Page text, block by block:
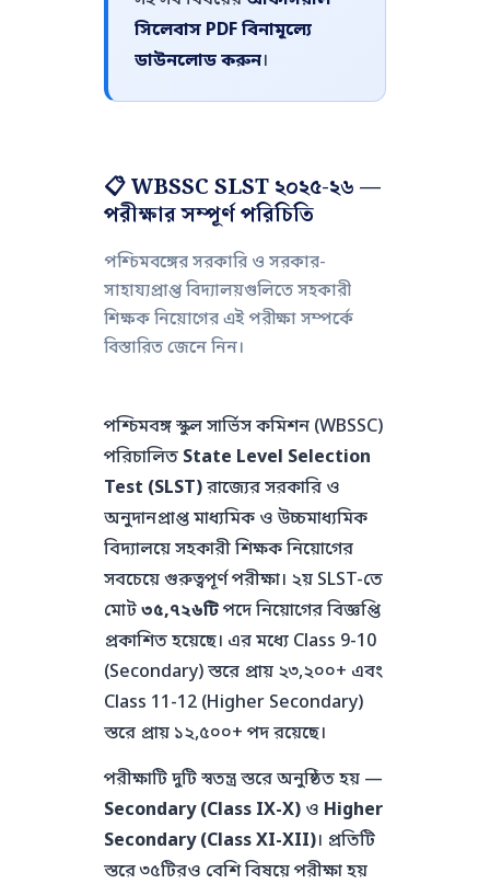
সিলেবাস PDF বিনামূল্যে
ডাউনলোড করুন।
📋 WBSSC SLST ২০২৫-২৬ —
পরীক্ষার সম্পূর্ণ পরিচিতি
পশ্চিমবঙ্গের সরকারি ও সরকার-
সাহায্যপ্রাপ্ত বিদ্যালয়গুলিতে সহকারী
শিক্ষক নিয়োগের এই পরীক্ষা সম্পর্কে
বিস্তারিত জেনে নিন।
পশ্চিমবঙ্গ স্কুল সার্ভিস কমিশন (WBSSC)
পরিচালিত State Level Selection
Test (SLST)রাজ্যের সরকারি ও
অনুদানপ্রাপ্ত মাধ্যমিক ও উচ্চমাধ্যমিক
বিদ্যালয়ে সহকারী শিক্ষক নিয়োগের
সবচেয়ে গুরুত্বপূর্ণ পরীক্ষা। ২য় SLST-তে
মোট৩৫,৭২৬টিপদে নিয়োগের বিজ্ঞপ্তি
প্রকাশিত হয়েছে। এর মধ্যে Class 9-10
(Secondary) স্তরে প্রায় ২৩,২০০+ এবং
Class 11-12 (Higher Secondary)
স্তরে প্রায় ১২,৫০০+ পদ রয়েছে।
পরীক্ষাটি দুটি স্বতন্ত্র স্তরে অনুষ্ঠিত হয় —
Secondary (Class IX-X)ও Higher
Secondary (Class XI-XII)। প্রতিটি
স্তরে ৩৫টিরও বেশি বিষয়ে পরীক্ষা হয়